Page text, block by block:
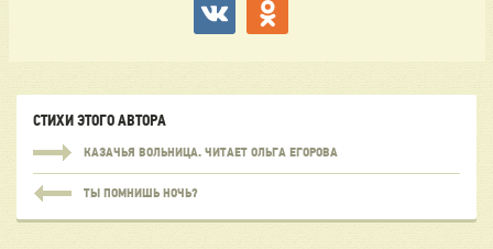
СТИХИ ЭТОГО АВТОРА
КАЗАЧЬЯ ВОЛЬНИЦА. ЧИТАЕТ ОЛЬГА ЕГОРОВА
ТЫ ПОМНИШЬ НОЧЬ?